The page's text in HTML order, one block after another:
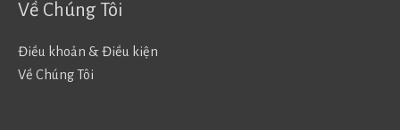
Về Chúng Tôi
Điều khoản & Điều kiện
Về Chúng Tôi